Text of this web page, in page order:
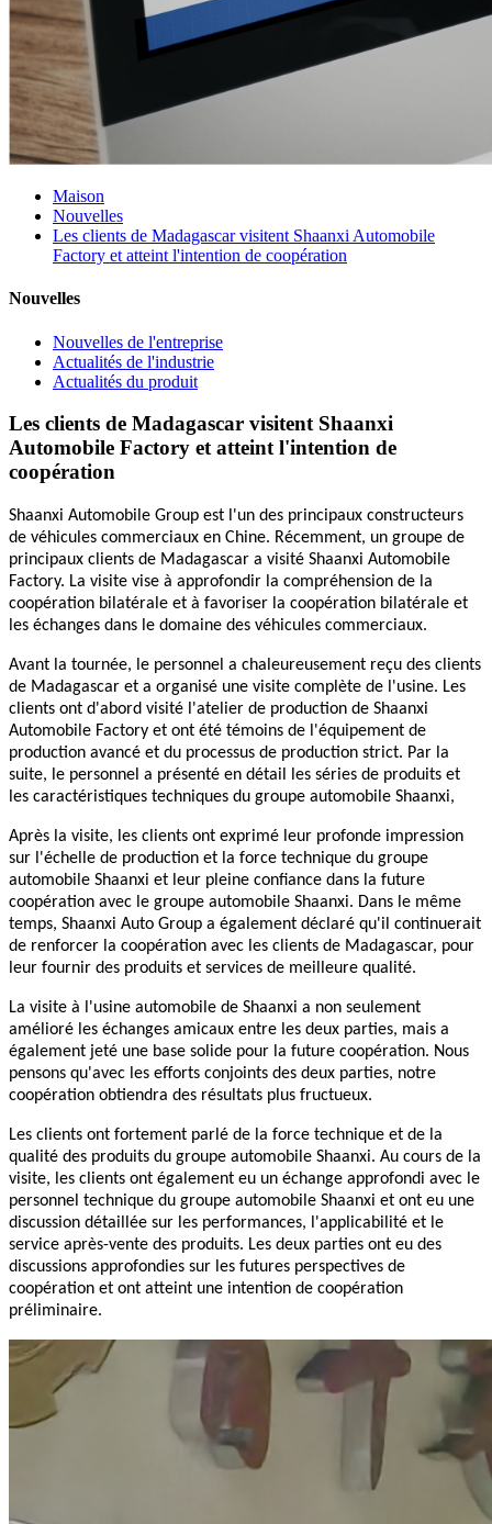
Maison
Nouvelles
Les clients de Madagascar visitent Shaanxi Automobile
Factory et atteint l'intention de coopération
Nouvelles
Nouvelles de l'entreprise
Actualités de l'industrie
Actualités du produit
Les clients de Madagascar visitent Shaanxi
Automobile Factory et atteint l'intention de
coopération
Shaanxi Automobile Group est l'un des principaux constructeurs
de véhicules commerciaux en Chine. Récemment, un groupe de
principaux clients de Madagascar a visité Shaanxi Automobile
Factory. La visite vise à approfondir la compréhension de la
coopération bilatérale et à favoriser la coopération bilatérale et
les échanges dans le domaine des véhicules commerciaux.
Avant la tournée, le personnel a chaleureusement reçu des clients
de Madagascar et a organisé une visite complète de l'usine. Les
clients ont d'abord visité l'atelier de production de Shaanxi
Automobile Factory et ont été témoins de l'équipement de
production avancé et du processus de production strict. Par la
suite, le personnel a présenté en détail les séries de produits et
les caractéristiques techniques du groupe automobile Shaanxi,
Après la visite, les clients ont exprimé leur profonde impression
sur l'échelle de production et la force technique du groupe
automobile Shaanxi et leur pleine confiance dans la future
coopération avec le groupe automobile Shaanxi. Dans le même
temps, Shaanxi Auto Group a également déclaré qu'il continuerait
de renforcer la coopération avec les clients de Madagascar, pour
leur fournir des produits et services de meilleure qualité.
La visite à l'usine automobile de Shaanxi a non seulement
amélioré les échanges amicaux entre les deux parties, mais a
également jeté une base solide pour la future coopération. Nous
pensons qu'avec les efforts conjoints des deux parties, notre
coopération obtiendra des résultats plus fructueux.
Les clients ont fortement parlé de la force technique et de la
qualité des produits du groupe automobile Shaanxi. Au cours de la
visite, les clients ont également eu un échange approfondi avec le
personnel technique du groupe automobile Shaanxi et ont eu une
discussion détaillée sur les performances, l'applicabilité et le
service après-vente des produits. Les deux parties ont eu des
discussions approfondies sur les futures perspectives de
coopération et ont atteint une intention de coopération
préliminaire.